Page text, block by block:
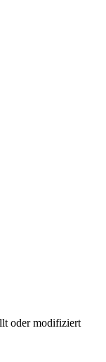
oder modifiziert